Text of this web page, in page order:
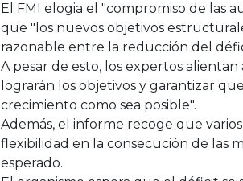
El FMI elogia el "compromiso de las
que "los nuevos objetivos
razonable entre la reducción del
A pesar de esto, los expertos
lograrán los objetivos y garantizar
crecimiento como sea posible".
Además, el informe recoge que
flexibilidad en la consecución de las
esperado.